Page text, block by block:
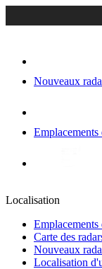
Nouveaux
Emplacements
Localisation
Emplacements
Carte des
Nouveaux
Localisation